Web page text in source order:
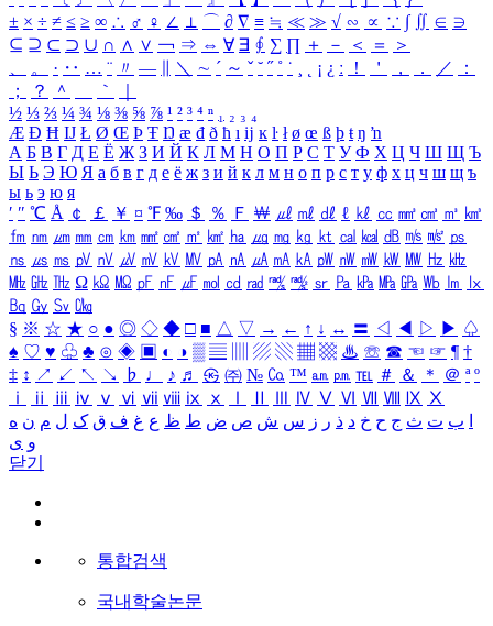
± × ÷ ≠ ≤ ≥ ∞ ∴ ♂ ♀ ∠ ⊥ ⌒ ∂ ∇ ≡ ≒ ≪ ≫ √ ∽ ∝ ∵ ∫ ∬ ∈ ∋
⊆ ⊇ ⊂ ⊃ ∪ ∩ ∧ ∨ ￢ ⇒ ⇔ ∀ ∃ ∮ ∑ ∏ ＋ － ＜ ＝
＞
、
。 · ‥ … ¨ 〃 ― ＼ ∼ ´ ～ ˇ ˘ ˝ ˚ ˙ ¸ ¡ ¿ ː ！ ＇ ， ． ／
：
；
？ ＾ ｀
½ ⅓ ⅔ ¼ ¾ ⅛ ⅜ ⅝ ⅞ ¹ ² ³ ⁴ ⁿ ₁ ₂ ₃ ₄
Æ Ð Ħ Ĳ Ł Ø Œ Þ Ŧ Ŋ æ đ ð ħ ı ĳ ĸ ŀ ł ø œ ß þ ŧ ŋ ŉ
А Б В Г Д Е Ё Ж З И Й К Л М Н О П Р С Т У Ф Х Ц Ч Ш Щ Ъ
Ы Ь Э Ю Я а б в г д е ё ж з и й к л м н о п р с т у ф х ц ч ш щ ъ
ы ь э ю я
′ ″ ℃ Å ￠ ￡ ￥ ¤ ℉ ‰ ＄ ％ Ｆ ￦ ㎕ ㎖ ㎗ ℓ ㎘ ㏄ ㎣ ㎤ ㎥ ㎦
㎙ ㎚ ㎛ ㎜ ㎝ ㎞ ㎟ ㎠ ㎡ ㎢ ㏊ ㎍ ㎎ ㎏ ㏏ ㎈ ㎉ ㏈ ㎧ ㎨ ㎰
㎱ ㎲ ㎳ ㎴ ㎵ ㎶ ㎷ ㎸ ㎹ ㎀ ㎁ ㎂ ㎃ ㎄ ㎺ ㎻ ㎽ ㎾ ㎿ ㎐ ㎑
㎒ ㎓ ㎔ Ω ㏀ ㏁ ㎊ ㎋ ㎌ ㏖ ㏅ ㎭ ㎮ ㎯ ㏛ ㎩ ㎪ ㎫ ㎬ ㏝ ㏐
㏓
㏃ ㏉ ㏜ ㏆
§ ※ ☆ ★ ○ ● ◎ ◇ ◆ □ ■ △ ▽ → ← ↑ ↓ ↔ 〓 ◁ ◀ ▷ ▶ ♤
♠ ♡ ♥ ♧ ♣ ⊙ ◈ ▣ ◐ ◑ ▒ ▤ ▨ ▧ ▦ ▩ ♨ ☏ ☎ ☜ ☞ ¶ †
‡ ↕ ↗ ↙ ↖ ↘ ♭ ♩ ♪ ♬ ㉿ ㈜ № ㏇ ™ ㏂ ㏘ ℡ ＃ ＆ ＊ ＠ ª º
ⅰ
ⅱ ⅲ ⅳ ⅴ ⅵ ⅶ ⅷ ⅸ ⅹ Ⅳ Ⅴ Ⅵ Ⅶ Ⅷ Ⅸ Ⅹ
ب ت ث ج ح خ د ذ ر ز س ش ص ض ط ظ ع غ ف ق ک ل م ن ه
و ی
닫기
통합검색
국내학술논문